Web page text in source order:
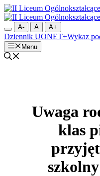
Przejdź
do
treściA- A A+
Dziennik UONET+Wykaz
Menu
Uwaga
klas